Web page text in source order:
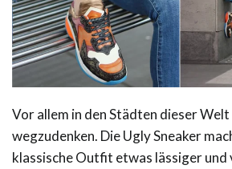
Vor allem in den Städten dieser
wegzudenken. Die Ugly Sneaker
klassische Outfit etwas lässiger und